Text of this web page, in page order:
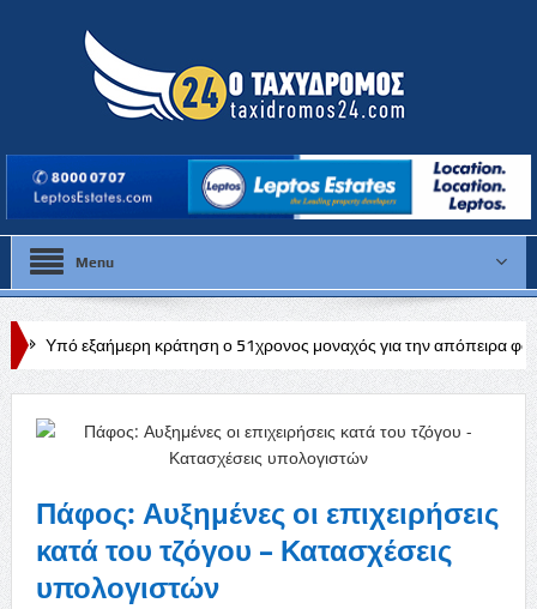
Menu
κράτηση ο 51χρονος μοναχός για την απόπειρα φόνου σε
Πάφος: Αυξημένες οι επιχειρήσεις
κατά του τζόγου – Κατασχέσεις
υπολογιστών